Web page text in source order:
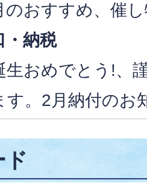
のおすすめ、催
・納税
生おめでとう!、
す。2月納付のお
ド